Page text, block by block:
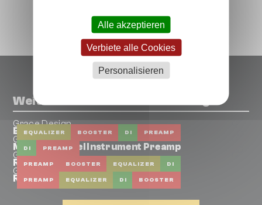
Alle akzeptieren
Verbiete alle Cookies
Personalisieren
Weitere Pedals von Grace Design
EQUALIZER BOOSTER DI PREAMP
Grace Design
Bix
DI PREAMP
Grace Design
MOXi 2 Channel Instrument Preamp
PREAMP BOOSTER EQUALIZER DI
Grace Design
REX
PREAMP EQUALIZER DI BOOSTER
Grace Design
Roxi